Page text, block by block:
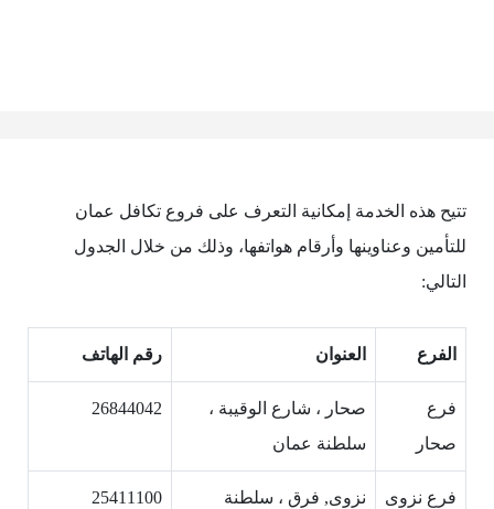
تتيح هذه الخدمة إمكانية التعرف على فروع تكافل عمان
للتأمين وعناوينها وأرقام هواتفها، وذلك من خلال الجدول
التالي:
الفرع العنوان رقم الهاتف
فرع
صحار
صحار ، شارع الوقيبة ،
سلطنة عمان
26844042
فرع نزوى
نزوى, فرق ، سلطنة
25411100